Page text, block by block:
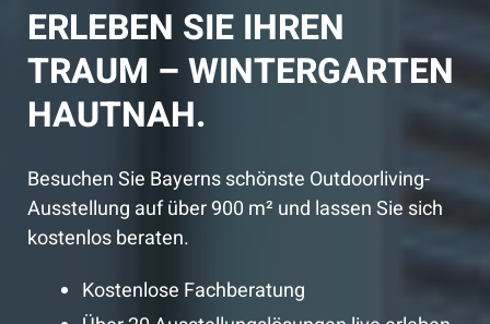
ERLEBEN SIE IHREN
TRAUM – WINTERGARTEN
HAUTNAH.
Besuchen Sie Bayerns schönste Outdoorliving-
Ausstellung auf über 900 m² und lassen Sie sich
kostenlos beraten.
Kostenlose Fachberatung